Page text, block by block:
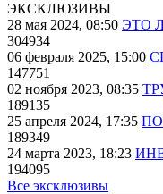
ЭКСКЛЮЗИВЫ
28 мая 2024, 08:50 ЭТО
304934
06 февраля 2025, 15:00
147751
02 ноября 2023, 08:35
189135
25 апреля 2024, 17:35
189349
24 марта 2023, 18:23
194095
Все эксклюзивы